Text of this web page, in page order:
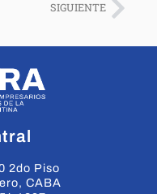
SIGUIENTE
2do Piso
CABA